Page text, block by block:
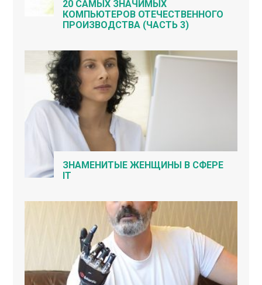
20 САМЫХ ЗНАЧИМЫХ
КОМПЬЮТЕРОВ ОТЕЧЕСТВЕННОГО
ПРОИЗВОДСТВА (ЧАСТЬ 3)
ЗНАМЕНИТЫЕ ЖЕНЩИНЫ В СФЕРЕ
IT